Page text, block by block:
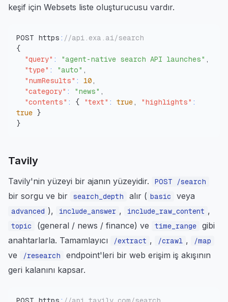
keşif için Websets liste oluşturucusu vardır.
POST https : //api.exa.ai/search
{
"query" : "agent-native search API launches" ,
"type" : "auto" ,
"numResults" : 10 ,
"category" : "news" ,
"contents" : { "text" : true , "highlights" :
true
}
}
Tavily
Tavily'nin yüzeyi bir ajanın yüzeyidir. POST /search
bir sorgu ve bir search_depth alır ( basic veya
advanced ), include_answer , include_raw_content ,
topic (general / news / finance) ve time_range
gibi
anahtarlarla. Tamamlayıcı
/extract , /crawl , /map
ve /research
endpoint'leri bir web erişim iş akışının
geri kalanını kapsar.